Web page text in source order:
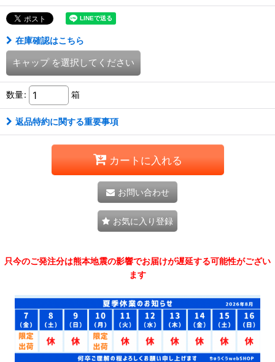
在庫確認はこちら
キャップ を選択してください
数量: 箱
返品特約に関する重要事項
カートに入れる
お問い合わせ
お気に入り登録
只今のご発注分は熊本地震の影響でお届けが遅延する可能性がござい
ます